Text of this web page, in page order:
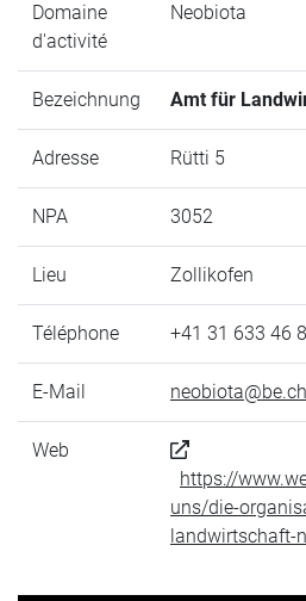
Domaine
d'activité
Neobiota
Bezeichnung Amt für
Adresse Rütti 5
NPA 3052
Lieu Zollikofen
Téléphone +41 31 633 46
E-Mail neobiota@be.ch
Web
https://
uns/die-
landwirtschaft-